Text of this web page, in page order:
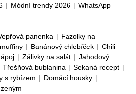
| Módní trendy 2026 | WhatsApp
panenka | Fazolky na
| Banánový chlebíček | Chili
| Zálivky na salát | Jahodový
Třešňová bublanina | Sekaná recept |
s rybízem | Domácí housky |